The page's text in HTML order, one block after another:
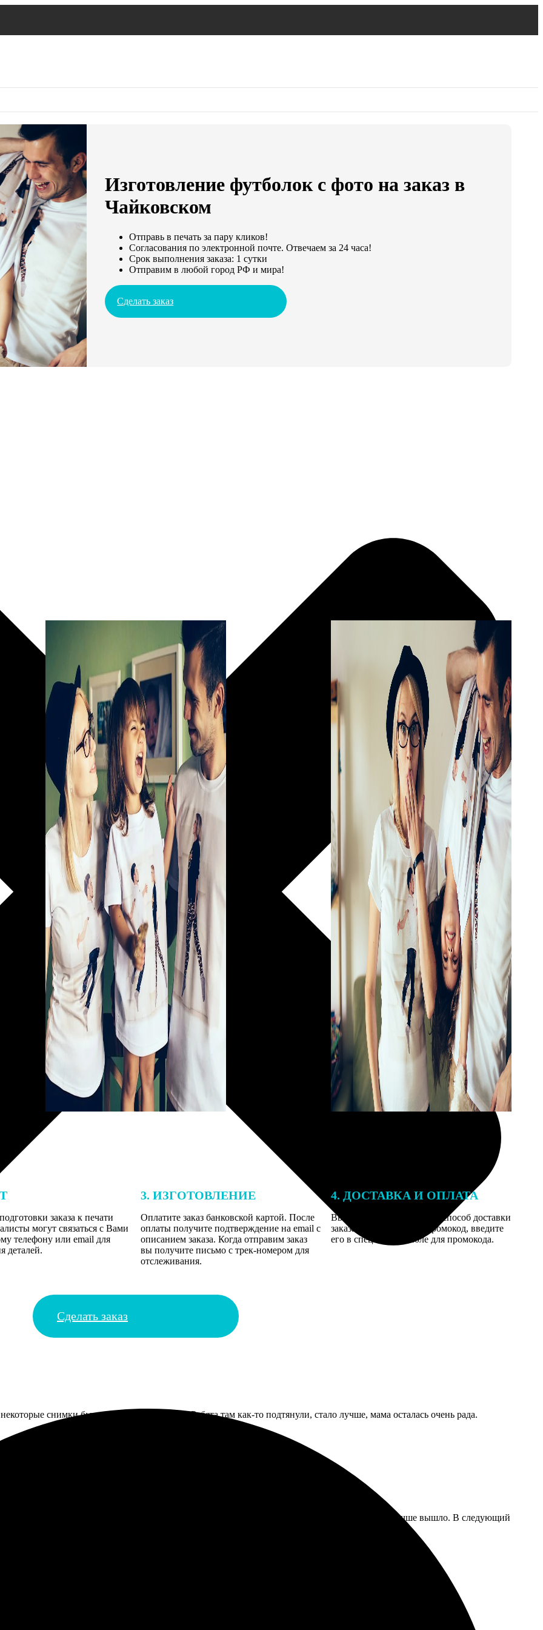
Изготовление футболок с фото на заказ в
Чайковском
Отправь в печать за пару кликов!
Согласования по электронной почте. Отвечаем за 24 часа!
Срок выполнения заказа: 1 сутки
Отправим в любой город РФ и мира!
Сделать заказ
заказа к печати
могут связаться с Вами
телефону или email для
деталей.
3. ИЗГОТОВЛЕНИЕ
Оплатите заказ банковской картой. После
оплаты получите подтверждение на email с
описанием заказа. Когда отправим заказ
вы получите письмо с трек-номером для
отслеживания.
4. ДОСТАВКА И ОПЛАТА
Введите адрес и выберите способ доставки
заказа. Если у вас есть промокод, введите
его в специальное поле для промокода.
Сделать заказ
снимки были в ужасном качестве. Ребята там как-то подтянули, стало лучше, мама осталась очень рада.
чуть темнее, чем на экране. Но в интерьере смотрится нормально, муж говорит, даже лучше вышло. В следующий